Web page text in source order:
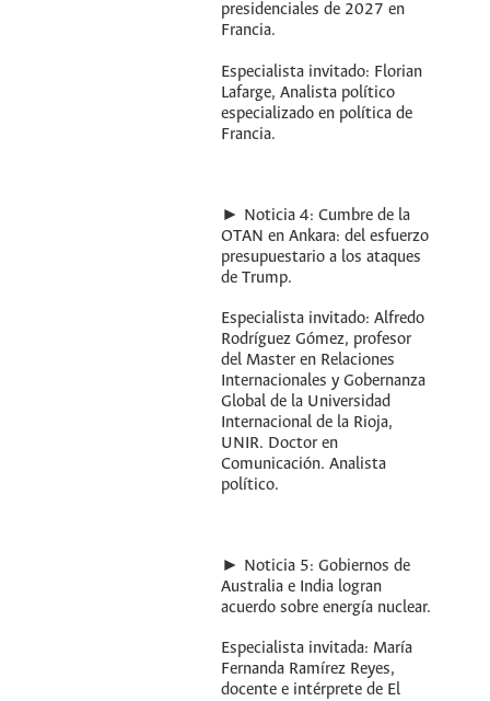
presidenciales de 2027 en
Francia.
Especialista invitado: Florian
Lafarge, Analista político
especializado en política de
Francia.
► Noticia 4: Cumbre de la
OTAN en Ankara: del esfuerzo
presupuestario a los ataques
de Trump.
Especialista invitado: Alfredo
Rodríguez Gómez, profesor
del Master en Relaciones
Internacionales y Gobernanza
Global de la Universidad
Internacional de la Rioja,
UNIR. Doctor en
Comunicación. Analista
político.
► Noticia 5: Gobiernos de
Australia e India logran
acuerdo sobre energía nuclear.
Especialista invitada: María
Fernanda Ramírez Reyes,
docente e intérprete de El